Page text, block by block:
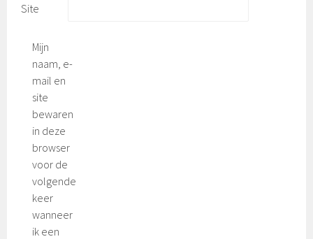
Site
Mijn
naam, e-
mail en
site
bewaren
in deze
browser
voor de
volgende
keer
wanneer
ik een